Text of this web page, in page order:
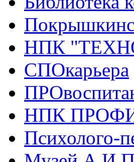
НПК
СПОкарьера
НПК
Психолого-